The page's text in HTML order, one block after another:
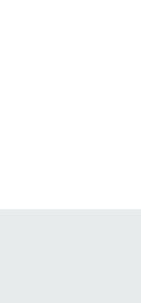
文してくだ